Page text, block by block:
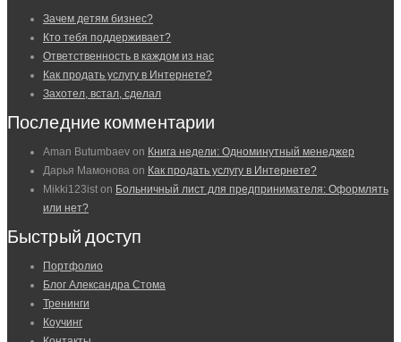
Зачем детям бизнес?
Кто тебя поддерживает?
Ответственность в каждом из нас
Как продать услугу в Интернете?
Захотел, встал, сделал
Последние комментарии
Aman Butumbaev on Книга недели: Одноминутный менеджер
Дарья Мамонова on Как продать услугу в Интернете?
Mikki123ist on Больничный лист для предпринимателя: Оформлять
или нет?
Быстрый доступ
Портфолио
Блог Александра Стома
Тренинги
Коучинг